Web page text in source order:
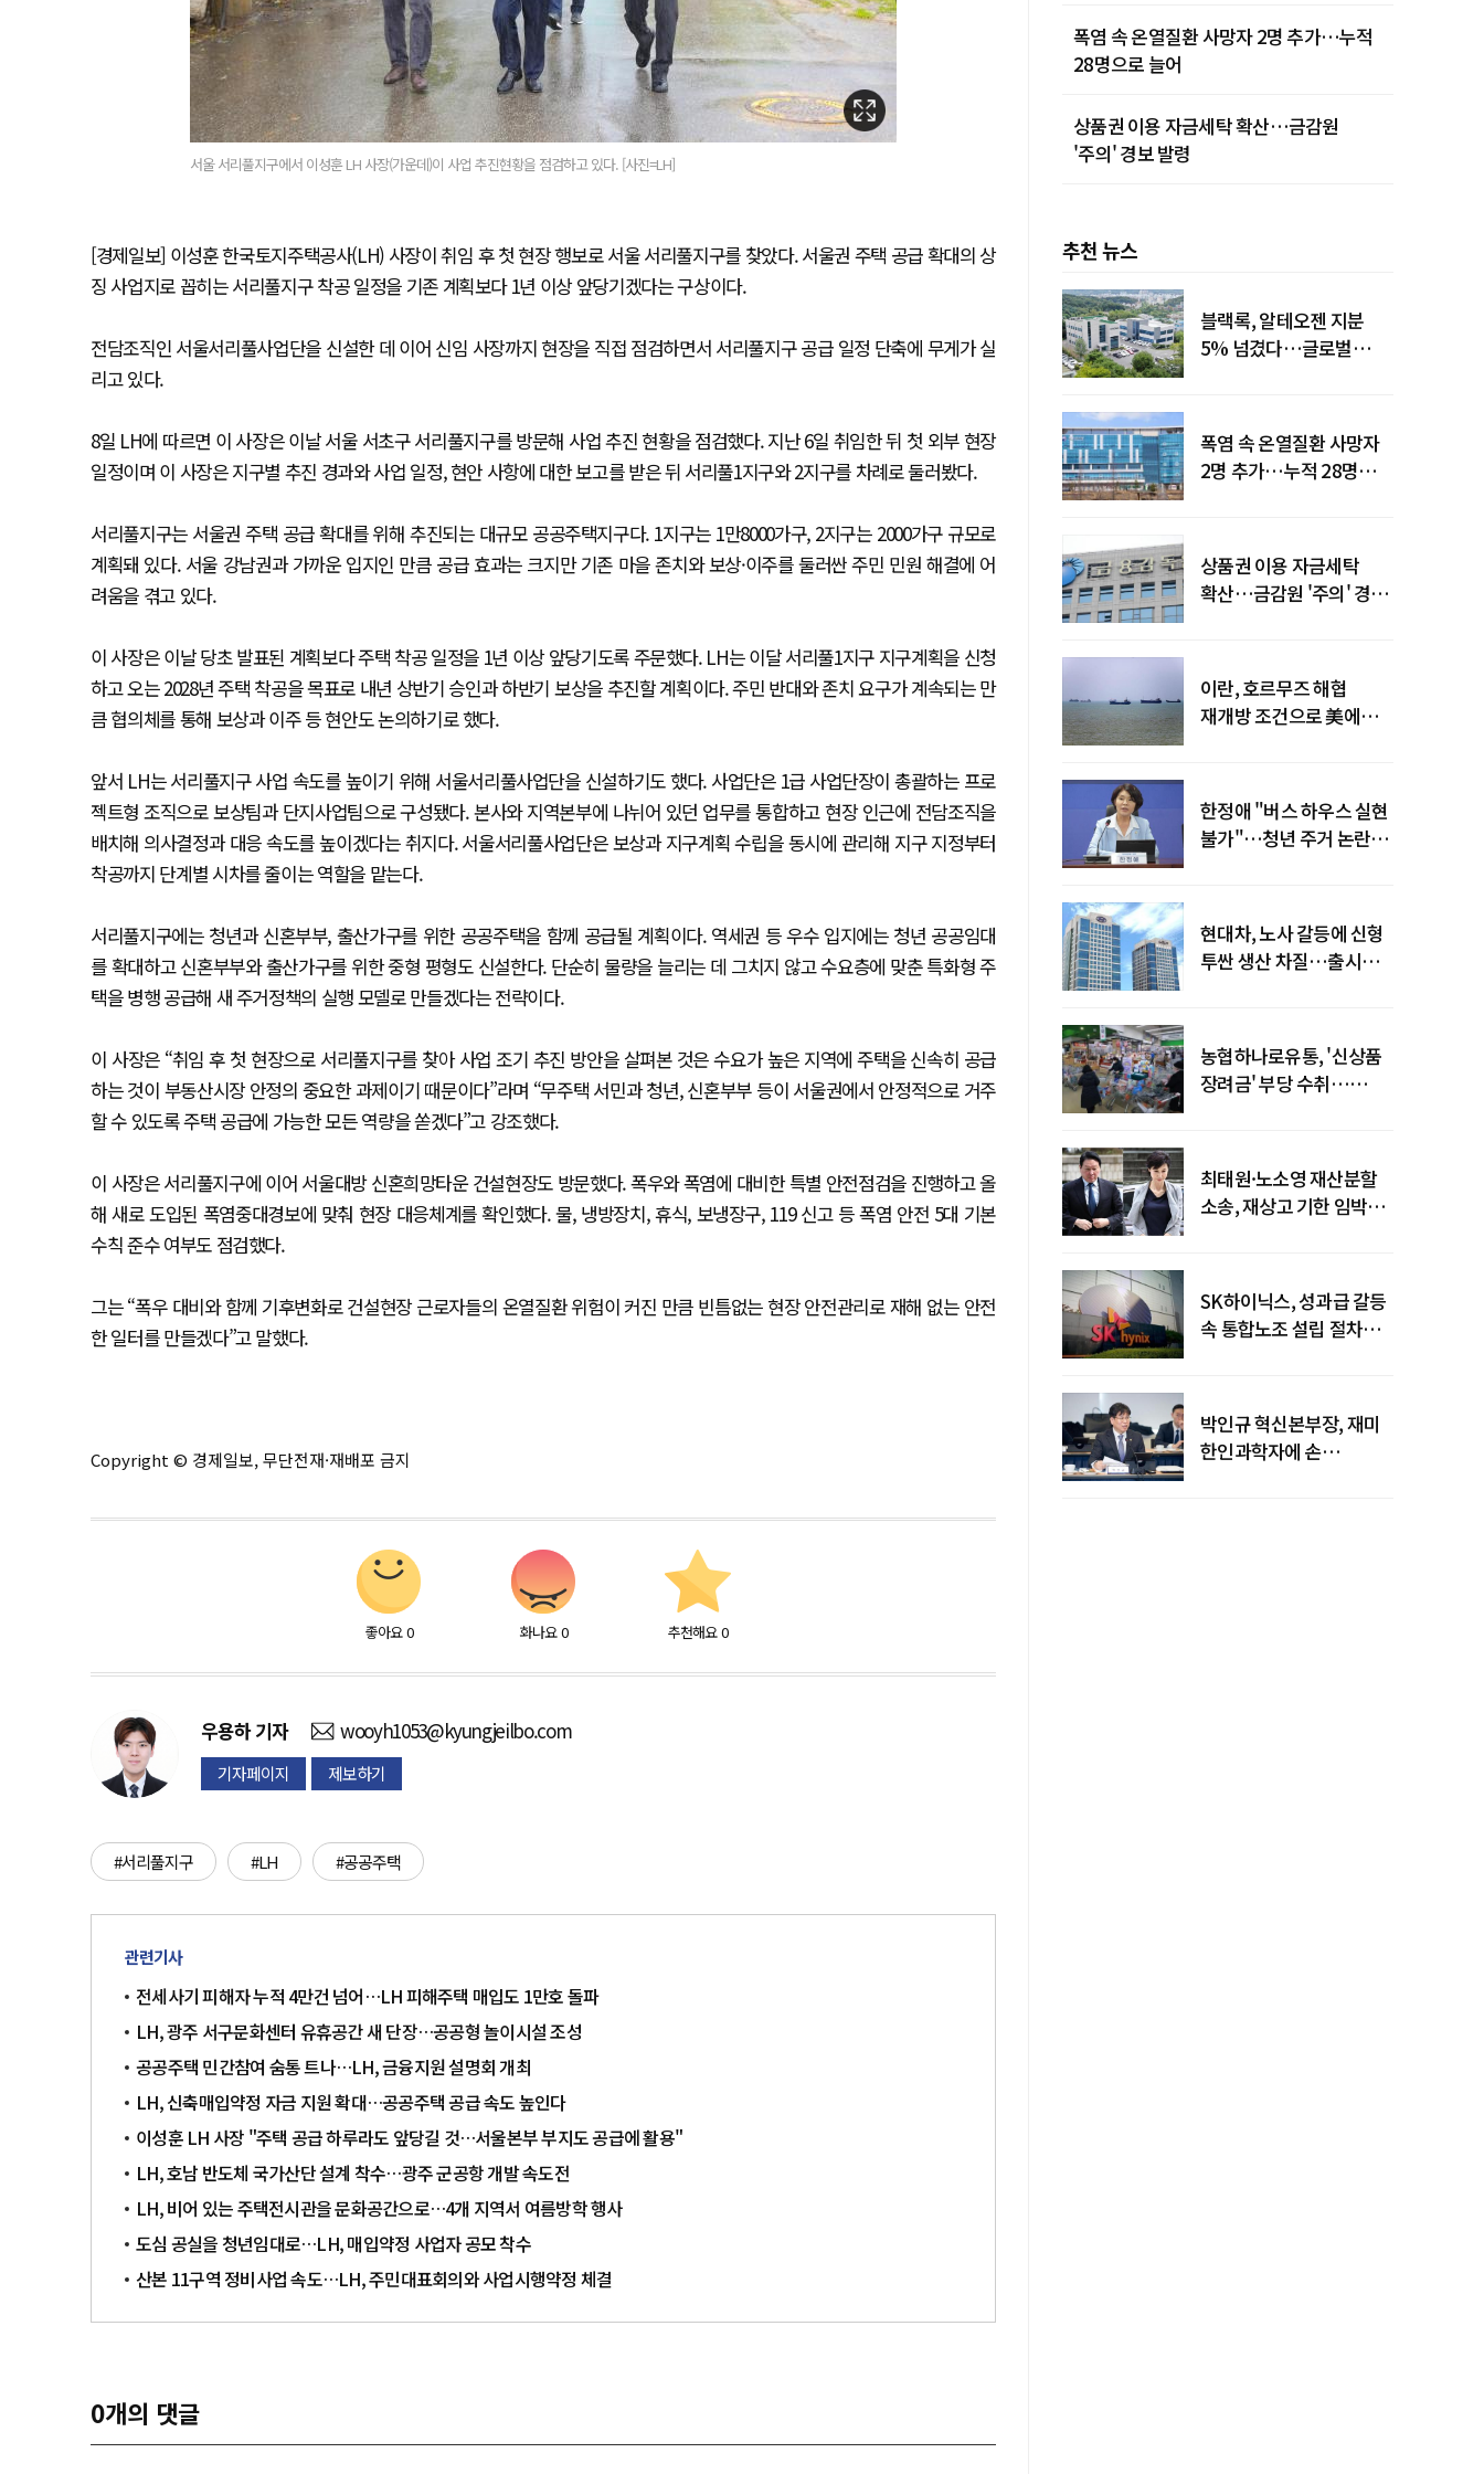
서울 서리풀지구에서 이성훈 LH 사장(가운데)이 사업 추진현황을 점검하고 있다. [사진=LH]
[경제일보] 이성훈 한국토지주택공사(LH) 사장이 취임 후 첫 현장 행보로 서울 서리풀지구를 찾았다. 서울권 주택 공급 확대의 상
징 사업지로 꼽히는 서리풀지구 착공 일정을 기존 계획보다 1년 이상 앞당기겠다는 구상이다.
전담조직인 서울서리풀사업단을 신설한 데 이어 신임 사장까지 현장을 직접 점검하면서 서리풀지구 공급 일정 단축에 무게가 실
리고 있다.
8일 LH에 따르면 이 사장은 이날 서울 서초구 서리풀지구를 방문해 사업 추진 현황을 점검했다. 지난 6일 취임한 뒤 첫 외부 현장
일정이며 이 사장은 지구별 추진 경과와 사업 일정, 현안 사항에 대한 보고를 받은 뒤 서리풀1지구와 2지구를 차례로 둘러봤다.
서리풀지구는 서울권 주택 공급 확대를 위해 추진되는 대규모 공공주택지구다. 1지구는 1만8000가구, 2지구는 2000가구 규모로
계획돼 있다. 서울 강남권과 가까운 입지인 만큼 공급 효과는 크지만 기존 마을 존치와 보상·이주를 둘러싼 주민 민원 해결에 어
려움을 겪고 있다.
이 사장은 이날 당초 발표된 계획보다 주택 착공 일정을 1년 이상 앞당기도록 주문했다. LH는 이달 서리풀1지구 지구계획을 신청
하고 오는 2028년 주택 착공을 목표로 내년 상반기 승인과 하반기 보상을 추진할 계획이다. 주민 반대와 존치 요구가 계속되는 만
큼 협의체를 통해 보상과 이주 등 현안도 논의하기로 했다.
앞서 LH는 서리풀지구 사업 속도를 높이기 위해 서울서리풀사업단을 신설하기도 했다. 사업단은 1급 사업단장이 총괄하는 프로
젝트형 조직으로 보상팀과 단지사업팀으로 구성됐다. 본사와 지역본부에 나뉘어 있던 업무를 통합하고 현장 인근에 전담조직을
배치해 의사결정과 대응 속도를 높이겠다는 취지다. 서울서리풀사업단은 보상과 지구계획 수립을 동시에 관리해 지구 지정부터
착공까지 단계별 시차를 줄이는 역할을 맡는다.
서리풀지구에는 청년과 신혼부부, 출산가구를 위한 공공주택을 함께 공급될 계획이다. 역세권 등 우수 입지에는 청년 공공임대
를 확대하고 신혼부부와 출산가구를 위한 중형 평형도 신설한다. 단순히 물량을 늘리는 데 그치지 않고 수요층에 맞춘 특화형 주
택을 병행 공급해 새 주거정책의 실행 모델로 만들겠다는 전략이다.
이 사장은 “취임 후 첫 현장으로 서리풀지구를 찾아 사업 조기 추진 방안을 살펴본 것은 수요가 높은 지역에 주택을 신속히 공급
하는 것이 부동산시장 안정의 중요한 과제이기 때문이다”라며 “무주택 서민과 청년, 신혼부부 등이 서울권에서 안정적으로 거주
할 수 있도록 주택 공급에 가능한 모든 역량을 쏟겠다”고 강조했다.
이 사장은 서리풀지구에 이어 서울대방 신혼희망타운 건설현장도 방문했다. 폭우와 폭염에 대비한 특별 안전점검을 진행하고 올
해 새로 도입된 폭염중대경보에 맞춰 현장 대응체계를 확인했다. 물, 냉방장치, 휴식, 보냉장구, 119 신고 등 폭염 안전 5대 기본
수칙 준수 여부도 점검했다.
그는 “폭우 대비와 함께 기후변화로 건설현장 근로자들의 온열질환 위험이 커진 만큼 빈틈없는 현장 안전관리로 재해 없는 안전
한 일터를 만들겠다”고 말했다.
Copyright © 경제일보, 무단전재·재배포 금지
좋아요 0 화나요 0 추천해요 0
우용하기자 wooyh1053@kyungjeilbo.com
기자페이지 제보하기
#서리풀지구 #LH #공공주택
관련기사
전세사기 피해자 누적 4만건 넘어…LH 피해주택 매입도 1만호 돌파
LH, 광주 서구문화센터 유휴공간 새 단장…공공형 놀이시설 조성
공공주택 민간참여 숨통 트나…LH, 금융지원 설명회 개최
LH, 신축매입약정 자금 지원 확대…공공주택 공급 속도 높인다
이성훈 LH 사장 "주택 공급 하루라도 앞당길 것…서울본부 부지도 공급에 활용"
LH, 호남 반도체 국가산단 설계 착수…광주 군공항 개발 속도전
LH, 비어 있는 주택전시관을 문화공간으로…4개 지역서 여름방학 행사
도심 공실을 청년임대로…LH, 매입약정 사업자 공모 착수
산본 11구역 정비사업 속도…LH, 주민대표회의와 사업시행약정 체결
0개의 댓글
폭염 속 온열질환 사망자 2명 추가…누적
28명으로 늘어
상품권 이용 자금세탁 확산…금감원
'주의' 경보 발령
추천 뉴스
블랙록, 알테오젠 지분
5% 넘겼다…글로벌
폭염 속 온열질환 사망자
2명 추가…누적 28명으로
상품권 이용 자금세탁
확산…금감원 '주의' 경보
이란, 호르무즈 해협
재개방 조건으로 美에
한정애 "버스 하우스 실현
불가"…청년 주거 논란
현대차, 노사 갈등에 신형
투싼 생산 차질…출시
농협하나로유통, '신상품
장려금' 부당 수취…
최태원·노소영 재산분할
소송, 재상고 기한 임박…
SK하이닉스, 성과급 갈등
속 통합노조 설립 절차
박인규 혁신본부장, 재미
한인과학자에 손